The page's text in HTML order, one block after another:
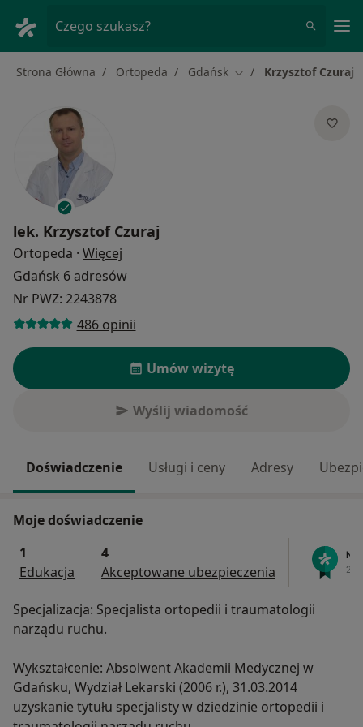
Czego szukasz?
Strona Główna Ortopeda Gdańsk Zmień miasto
Krzysztof Czuraj
lek. Krzysztof Czuraj
Ortopeda · Więcej
Gdańsk 6 adresów
Nr PWZ: 2243878
486 opinii
Umów wizytę
Wyślij wiadomość
Doświadczenie Usługi i ceny Adresy
Moje doświadczenie
1
Edukacja
4
Akceptowane ubezpieczenia
Specjalizacja: Specjalista ortopedii i traumatologii
narządu ruchu.
Wykształcenie: Absolwent Akademii Medycznej w
Gdańsku, Wydział Lekarski (2006 r.), 31.03.2014
uzyskanie tytułu specjalisty w dziedzinie ortopedii i